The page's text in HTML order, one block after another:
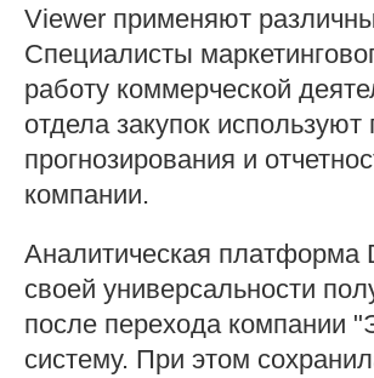
Viewer применяют
Специалисты
работу коммерческой
отдела закупок используют
прогнозирования и
компании.
Аналитическая платформа
своей универсальности
после перехода компании
систему. При этом